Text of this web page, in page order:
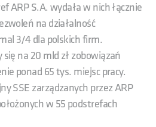
ARP S.A. wydała w nich łącznie
na działalność
3/4 dla polskich firm.
na 20 mld zł zobowiązań
ponad 65 tys. miejsc pracy.
SSE zarządzanych przez ARP
w 55 podstrefach